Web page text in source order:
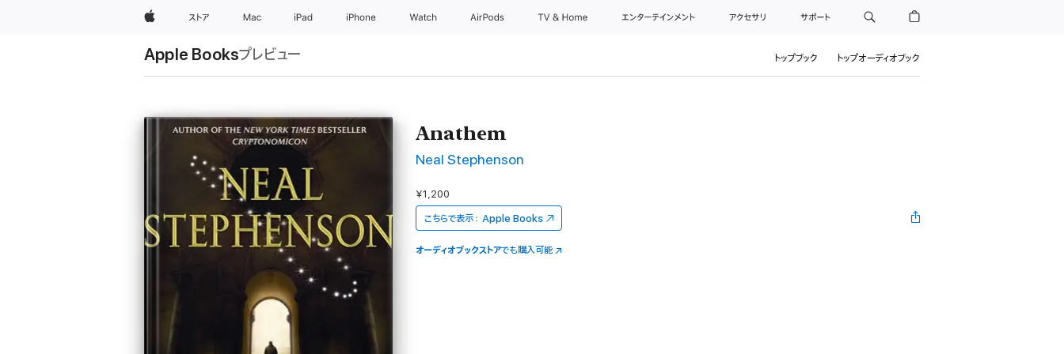
Appleストア Mac iPad iPhone Watch AirPods TV & Home エンターテインメント アクセサリ サポート
Apple Booksプレビュー トップブック トップオーディオブック
Anathem
Neal Stephenson
¥1,200
こちらで表示： Apple Books
オーディオブックストアでも購入可能